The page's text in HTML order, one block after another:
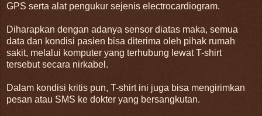
GPS serta alat pengukur sejenis electrocardiogram.
Diharapkan dengan adanya sensor diatas maka, semua
data dan kondisi pasien bisa diterima oleh pihak rumah
sakit, melalui komputer yang terhubung lewat T-shirt
tersebut secara nirkabel.
Dalam kondisi kritis pun, T-shirt ini juga bisa mengirimkan
pesan atau SMS ke dokter yang bersangkutan.